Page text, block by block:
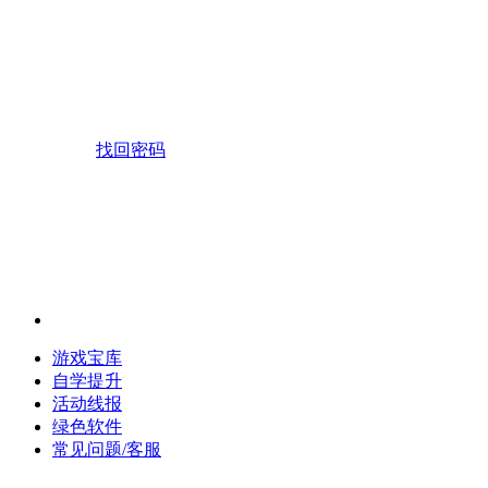
找回密码
游戏宝库
自学提升
活动线报
绿色软件
常见问题/客服